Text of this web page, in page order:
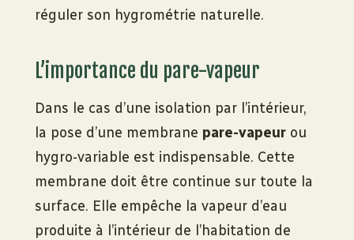
réguler son hygrométrie naturelle.
L’importance du pare-vapeur
Dans le cas d’une isolation par l’intérieur,
la pose d’une membrane pare-vapeur ou
hygro-variable est indispensable. Cette
membrane doit être continue sur toute la
surface. Elle empêche la vapeur d’eau
produite à l’intérieur de l’habitation de